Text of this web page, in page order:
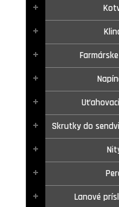
Skrutky do
Lanové